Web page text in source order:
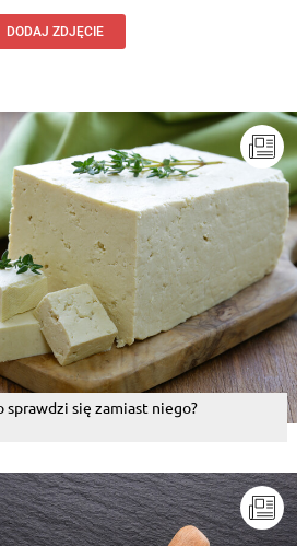
DODAJ ZDJĘCIE
sprawdzi się zamiast niego?